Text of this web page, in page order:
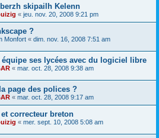
skipailh Kelenn
« jeu. nov. 20, 2008 9:21 pm
?
Monfort « dim. nov. 16, 2008 7:51 am
équipe ses lycées avec du logiciel libre
« mar. oct. 28, 2008 9:38 am
page des polices ?
« mar. oct. 28, 2008 9:17 am
correcteur breton
« mer. sept. 10, 2008 5:08 am